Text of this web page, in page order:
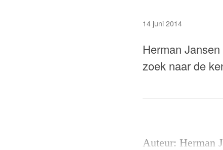
14 juni 2014
Herman
zoek naar de
Auteur: Herman